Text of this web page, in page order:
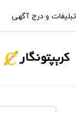
تبلیغات و درج آگهی